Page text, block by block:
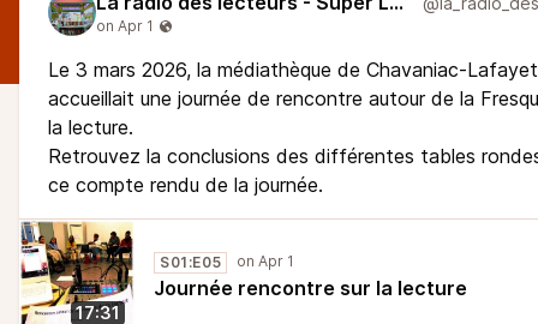
Le 3 mars 2026, la médiathèque de Chavaniac-
accueillait une journée de rencontre autour de la
la lecture.
Retrouvez la conclusions des différentes tables
ce compte rendu de la journée.
17:31
S01:E05
Journée rencontre sur la lecture